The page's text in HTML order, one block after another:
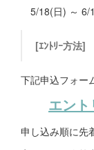
5/18(日) ～
[ｴﾝﾄﾘｰ方法]
下記申込フォー
エン
申し込み順に先